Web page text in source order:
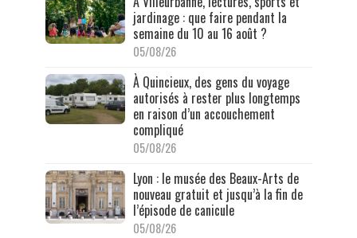
jardinage : que faire pendant la
semaine du 10 au 16 août ?
05/08/26
À Quincieux, des gens du voyage
autorisés à rester plus longtemps
en raison d’un accouchement
compliqué
05/08/26
Lyon : le musée des Beaux-Arts de
nouveau gratuit et jusqu’à la fin de
l’épisode de canicule
05/08/26